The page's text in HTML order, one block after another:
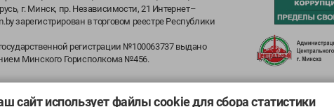
сайт использует файлы cookie для сбора статистики
г. Минск, пр. Независимости, 21 Интернет–
зарегистрирован в торговом реестре Республики
регистрации №100063737 выдано
Минского Горисполкома №456.